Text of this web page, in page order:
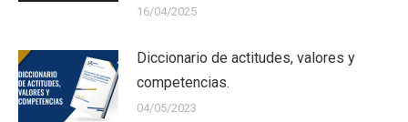
16/04/2025
Diccionario de actitudes, valores y
competencias.
04/05/2023